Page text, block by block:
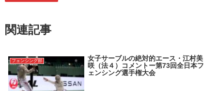
関連記事
フェンシング部
女子サーブルの絶対的エース・江村美
咲（法４）コメントー第73回全日本フ
ェンシング選手権大会